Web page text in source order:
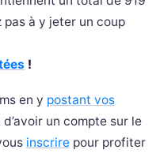
pas à y jeter un coup
!
en y postant vos
un compte sur le
inscrire pour profiter